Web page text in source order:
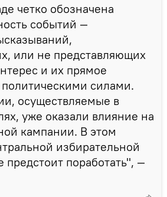
четко обозначена
событий —
или не представляющих
и их прямое
силами.
осуществляемые в
уже оказали влияние на
кампании. В этом
избирательной
предстоит поработать", —